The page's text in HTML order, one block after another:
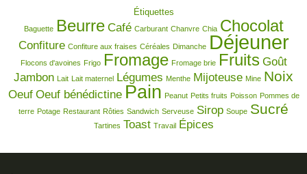
Étiquettes
Baguette Beurre Café Carburant Chanvre Chia Chocolat
Confiture Confiture aux fraises Céréales Dimanche Déjeuner
Flocons d'avoines Frigo Fromage Fromage brie Fruits Goût
Jambon
Lait Lait maternel Légumes Menthe Mijoteuse Mine Noix
Oeuf Oeuf bénédictine Pain Peanut Petits fruits Poisson Pommes de
terre Potage Restaurant Rôties Sandwich Serveuse Sirop Soupe Sucré
Tartines Toast Travail Épices